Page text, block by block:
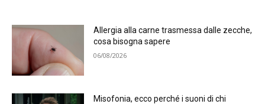
Allergia alla carne trasmessa dalle zecche,
cosa bisogna sapere
06/08/2026
Misofonia, ecco perché i suoni di chi